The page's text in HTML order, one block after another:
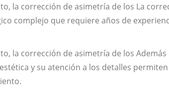
la corrección de asimetría de los La
complejo que requiere años de
la corrección de asimetría de los Además
y su atención a los detalles